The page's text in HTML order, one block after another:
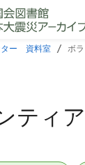
ター 資料室 ボ
ティ